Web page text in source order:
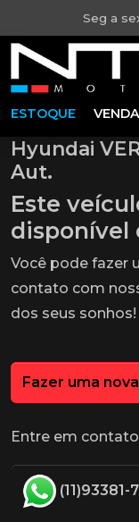
Seg a
ESTOQUE
Hyundai
Aut.
Este
disponível
Você pode fazer
contato com
dos seus sonhos!
Fazer uma
Entre em
(11)93381-